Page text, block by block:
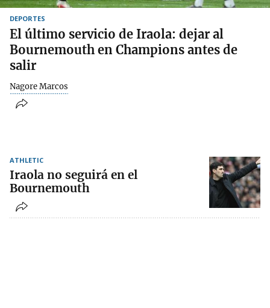
DEPORTES
El último servicio de Iraola: dejar al
Bournemouth en Champions antes de
salir
Nagore Marcos
ATHLETIC
Iraola no seguirá en el
Bournemouth